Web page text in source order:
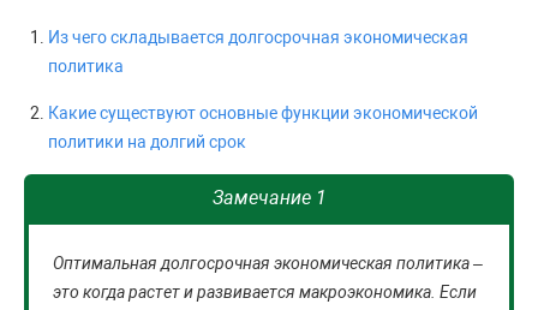
Из чего складывается долгосрочная экономическая
политика
Какие существуют основные функции экономической
политики на долгий срок
Замечание 1
Оптимальная долгосрочная экономическая политика –
это когда растет и развивается макроэкономика. Если